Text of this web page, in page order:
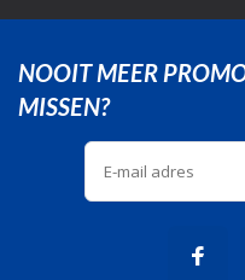
NOOIT MEER
MISSEN?